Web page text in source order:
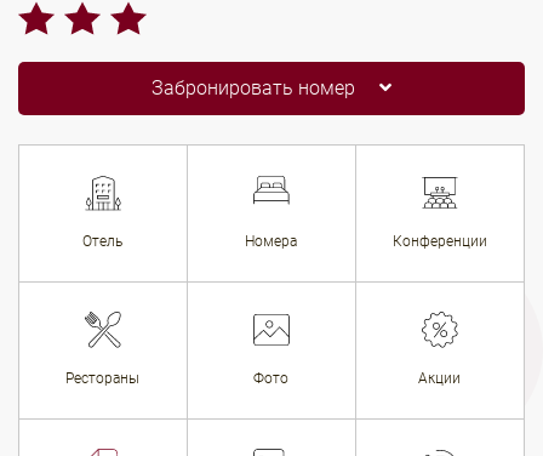
Забронировать номер
Отель Номера Конференции
Рестораны Фото Акции